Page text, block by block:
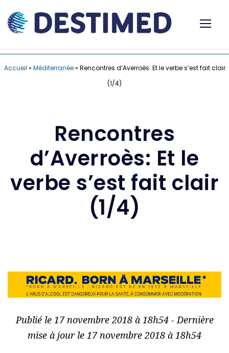
Accueil » Méditerranée» Rencontres d’Averroès: Et le verbe s’est fait clair
(1/4)
Rencontres
d’Averroès: Et le
verbe s’est fait clair
(1/4)
Publié le 17 novembre 2018 à 18h54 - Dernière
mise à jour le 17 novembre 2018 à 18h54